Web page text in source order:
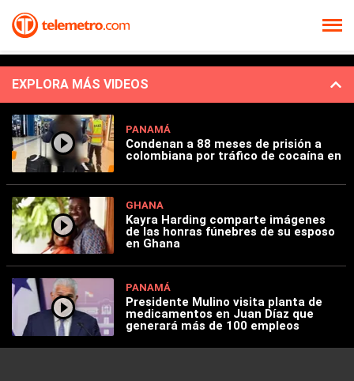
EXPLORA MÁS VIDEOS
PANAMÁ
Condenan a 88 meses de prisión a
colombiana por tráfico de cocaína en
GHANA
Kayra Harding comparte imágenes
de las honras fúnebres de su esposo
en Ghana
PANAMÁ
Presidente Mulino visita planta de
medicamentos en Juan Díaz que
generará más de 100 empleos